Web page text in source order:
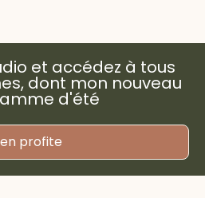
et accédez à tous
dont mon nouveau
d'été
profite